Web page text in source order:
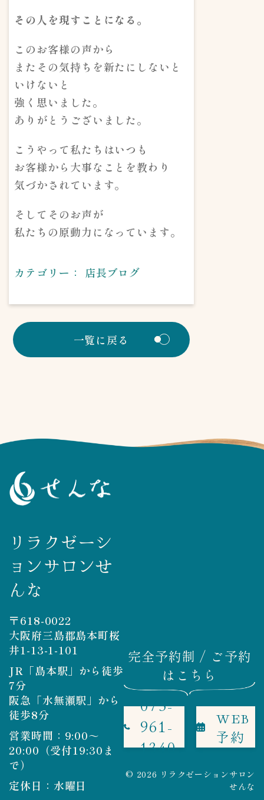
その人を現すことになる。
このお客様の声から
またその気持ちを新たにしないと
いけないと
強く思いました。
ありがとうございました。
こうやって私たちはいつも
お客様から大事なことを教わり
気づかされています。
そしてそのお声が
私たちの原動力になっています。
カテゴリー： 店長ブログ
一覧に戻る
リラクゼーシ
ョンサロンせ
んな
〒618-0022
大阪府三島郡島本町桜
井1-13-1-101
JR「島本駅」から徒歩
7分
阪急「水無瀬駅」から
徒歩8分
営業時間：9:00～
20:00（受付19:30ま
で）
定休日：水曜日
完全予約制 / ご予約
はこちら
075-
961-
1340
WEB
予約
© 2026 リラクゼーションサロン
せんな